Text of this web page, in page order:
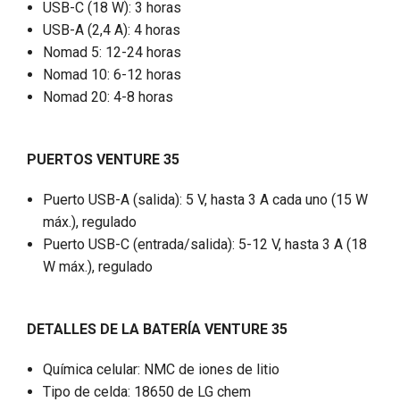
USB-C (18 W): 3 horas
USB-A (2,4 A): 4 horas
Nomad 5: 12-24 horas
Nomad 10: 6-12 horas
Nomad 20: 4-8 horas
PUERTOS VENTURE 35
Puerto USB-A (salida): 5 V, hasta 3 A cada uno (15 W
máx.), regulado
Puerto USB-C (entrada/salida): 5-12 V, hasta 3 A (18
W máx.), regulado
DETALLES DE LA BATERÍA VENTURE 35
Química celular: NMC de iones de litio
Tipo de celda: 18650 de LG chem